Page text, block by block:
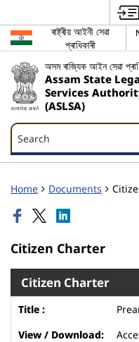
ৰাষ্ট্ৰীয় আইনী সেৱা
প্ৰাধিকাৰী
অসম ৰাজ্যিক আইন সেৱা
Assam State
Services
(ASLSA)
Search
Search
Home Documents
Citizen Charter
Citizen Charter